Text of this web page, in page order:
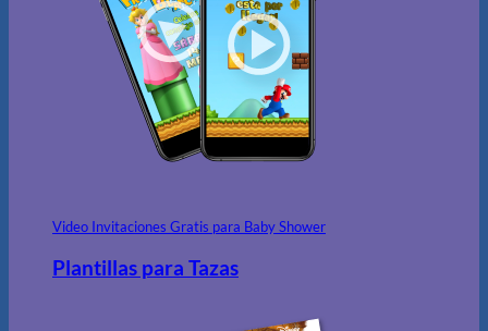
Video Invitaciones Gratis para Baby Shower
Plantillas para Tazas